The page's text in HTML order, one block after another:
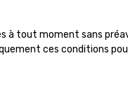
à tout moment sans
ces conditions